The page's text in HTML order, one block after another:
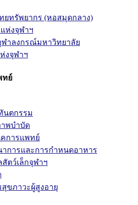
ยทรัพยากร (หอสมุดกลาง)
ห่งจุฬาฯ
าลงกรณ์มหาวิทยาลัย
งจุฬาฯ
ทย์
นตกรรม
พบำบัด
การแพทย์
การและการกำหนดอาหาร
ตว์เล็กจุฬาฯ
สุขภาวะผู้สูงอายุ